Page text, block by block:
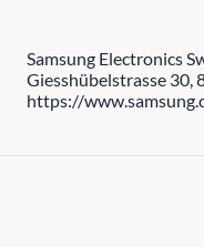
Samsung Electronics
Giesshübelstrasse 30,
https://